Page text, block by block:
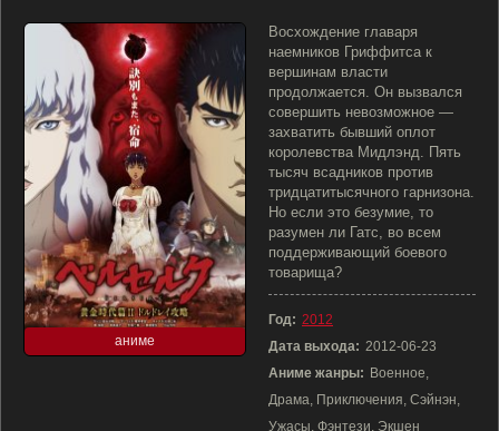
аниме
Восхождение главаря
наемников Гриффитса к
вершинам власти
продолжается. Он вызвался
совершить невозможное —
захватить бывший оплот
королевства Мидлэнд. Пять
тысяч всадников против
тридцатитысячного гарнизона.
Но если это безумие, то
разумен ли Гатс, во всем
поддерживающий боевого
товарища?
Год: 2012
Дата выхода: 2012-06-23
Аниме жанры: Военное,
Драма, Приключения, Сэйнэн,
Ужасы, Фэнтези, Экшен